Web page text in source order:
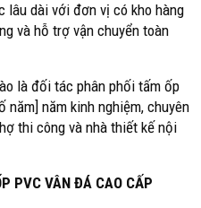
lâu dài với đơn vị có kho hàng
và hỗ trợ vận chuyển toàn
là đối tác phân phối tấm ốp
năm] năm kinh nghiệm, chuyên
thi công và nhà thiết kế nội
PVC VÂN ĐÁ CAO CẤP